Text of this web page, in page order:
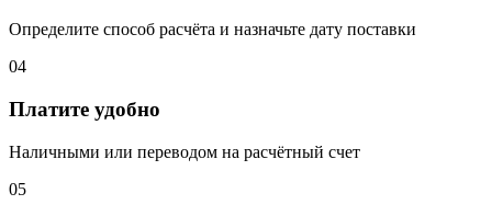
Определите способ расчёта и назначьте дату поставки
04
Платите удобно
Наличными или переводом на расчётный счет
05